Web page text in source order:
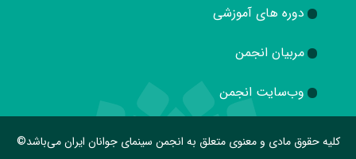
دوره های آموزشی
مربیان انجمن
وب‌سایت انجمن
کلیه حقوق مادی و معنوی متعلق به انجمن سینمای جوانان ایران می‌باشد©